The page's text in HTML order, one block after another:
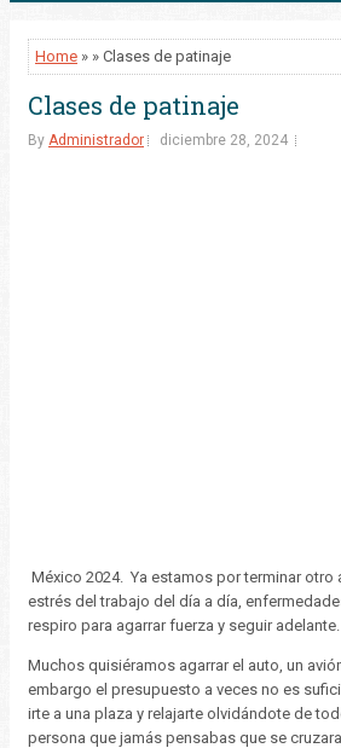
Home » » Clases de patinaje
Clases de patinaje
By Administrador diciembre 28, 2024
México 2024. Ya estamos por terminar otro
estrés del trabajo del día a día,
respiro para agarrar fuerza y seguir adelante.
Muchos quisiéramos agarrar el auto, un
embargo el presupuesto a veces no es
irte a una plaza y relajarte olvidándote de
persona que jamás pensabas que se